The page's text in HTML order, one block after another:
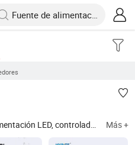
de alimentación conmutada, fuente de alimentación impermeable, fuente de alimentación de neón Más +